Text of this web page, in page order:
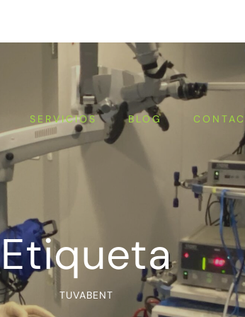
SERVICIOS BLOG
Etiqueta
TUVABENT